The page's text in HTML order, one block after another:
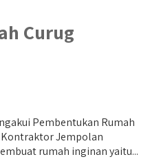
Curug
Pembentukan Rumah
Kontraktor Jempolan
rumah inginan yaitu...